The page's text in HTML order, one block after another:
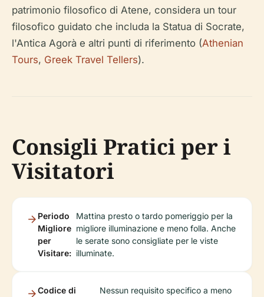
patrimonio filosofico di Atene, considera un tour
filosofico guidato che includa la Statua di Socrate,
l'Antica Agorà e altri punti di riferimento (Athenian
Tours, Greek Travel Tellers).
Consigli Pratici per i
Visitatori
Periodo
Migliore
per
Visitare:
Mattina presto o tardo pomeriggio per la
migliore illuminazione e meno folla. Anche
le serate sono consigliate per le viste
illuminate.
Codice di
Nessun requisito specifico a meno